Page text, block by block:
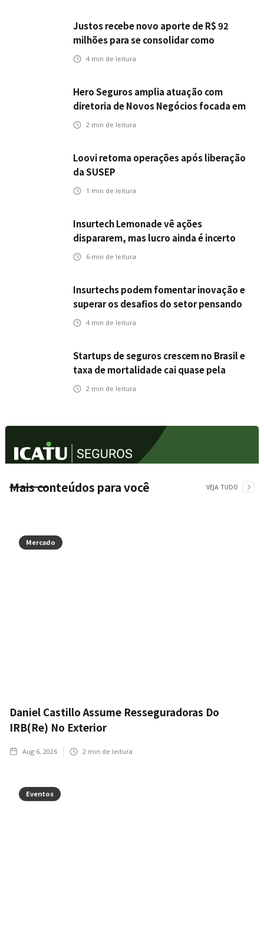
Justos recebe novo aporte de R$ 92
milhões para se consolidar como
primeira seguradora baseada em IA
4 min de leitura
Hero Seguros amplia atuação com
diretoria de Novos Negócios focada em
Corretores, Bancos e Seguradoras
2 min de leitura
Loovi retoma operações após liberação
da SUSEP
1 min de leitura
Insurtech Lemonade vê ações
dispararem, mas lucro ainda é incerto
6 min de leitura
Insurtechs podem fomentar inovação e
superar os desafios do setor pensando
fora da caixa em 2025
4 min de leitura
Startups de seguros crescem no Brasil e
taxa de mortalidade cai quase pela
metade, aponta estudo
2 min de leitura
Mais conteúdos para você VEJA TUDO
Mercado
Daniel Castillo Assume Resseguradoras Do
IRB(Re) No Exterior
Aug 6, 2026 2 min de leitura
Eventos